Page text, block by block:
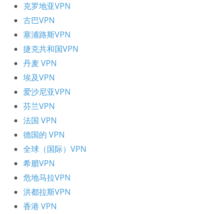
克罗地亚VPN
古巴VPN
塞浦路斯VPN
捷克共和国VPN
丹麦 VPN
埃及VPN
爱沙尼亚VPN
芬兰VPN
法国 VPN
德国的 VPN
全球（国际）VPN
希腊VPN
危地马拉VPN
洪都拉斯VPN
香港 VPN